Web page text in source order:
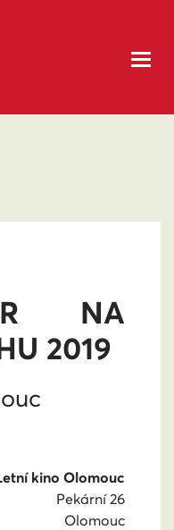
NA
2019
kino Olomouc
Pekární 26
Olomouc